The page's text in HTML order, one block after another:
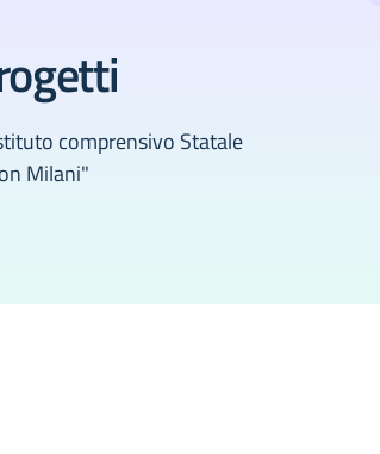
comprensivo Statale
Milani"